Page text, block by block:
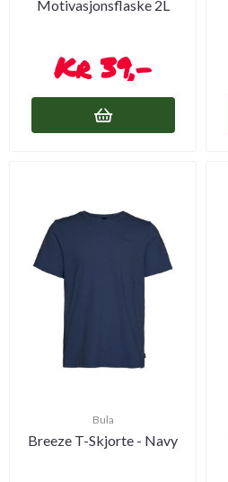
Motivasjonsflaske 2L
39,-
Bula
Breeze T-Skjorte - Navy